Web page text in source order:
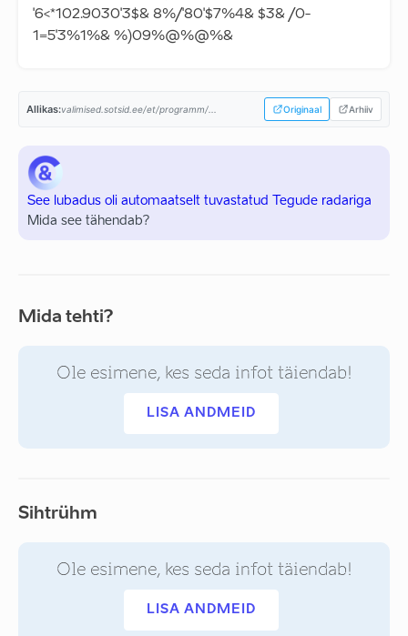
'6<*102.9030'3$& 8%/'80'$7%4& $3& /0-
1=5'3%1%& %)09%@%@%&
Allikas:valimised.sotsid.ee/et/programm/... Originaal Arhiiv
See lubadus oli automaatselt tuvastatud Tegude radariga
Mida see tähendab?
Mida tehti?
Ole esimene, kes seda infot täiendab!
LISA ANDMEID
Sihtrühm
Ole esimene, kes seda infot täiendab!
LISA ANDMEID